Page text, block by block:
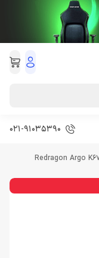
021-91035390